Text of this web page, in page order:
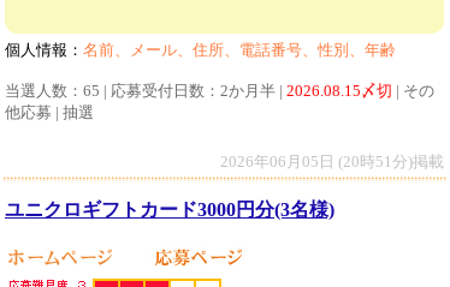
個人情報： 名前、メール、住所、電話番号、性別、年齢
当選人数：65 | 応募受付日数：2か月半 | 2026.08.15〆切 | その
他応募 | 抽選
2026年06月05日 (20時51分)掲載
ユニクロギフトカード3000円分(3名様)